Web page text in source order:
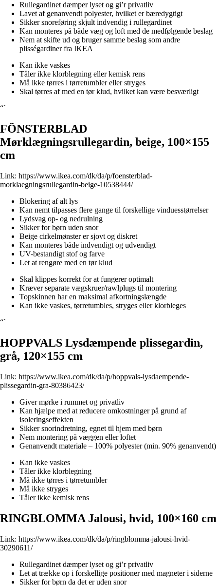
Rullegardinet dæmper lyset og gi’r privatliv
Lavet af genanvendt polyester, hvilket er bæredygtigt
Sikker snoreføring skjult indvendig i rullegardinet
Kan monteres på både væg og loft med de medfølgende beslag
Nem at skifte ud og bruger samme beslag som andre
plisségardiner fra IKEA
Kan ikke vaskes
Tåler ikke klorblegning eller kemisk rens
Må ikke tørres i tørretumbler eller stryges
Skal tørres af med en tør klud, hvilket kan være besværligt
“`
FÖNSTERBLAD
Mørklægningsrullegardin, beige, 100×155
cm
Link: https://www.ikea.com/dk/da/p/foensterblad-
morklaegningsrullegardin-beige-10538444/
Blokering af alt lys
Kan nemt tilpasses flere gange til forskellige vinduesstørrelser
Lydsvag op- og nedrulning
Sikker for børn uden snor
Beige cirkelmønster er sjovt og diskret
Kan monteres både indvendigt og udvendigt
UV-bestandigt stof og farve
Let at rengøre med en tør klud
Skal klippes korrekt for at fungerer optimalt
Kræver separate vægskruer/rawlplugs til montering
Topskinnen har en maksimal afkortningslængde
Kan ikke vaskes, tørretumbles, stryges eller klorbleges
“`
HOPPVALS Lysdæmpende plissegardin,
grå, 120×155 cm
Link: https://www.ikea.com/dk/da/p/hoppvals-lysdaempende-
plissegardin-gra-80386423/
Giver mørke i rummet og privatliv
Kan hjælpe med at reducere omkostninger på grund af
isoleringseffekten
Sikker snorindretning, egnet til hjem med børn
Nem montering på væggen eller loftet
Genanvendt materiale – 100% polyester (min. 90% genanvendt)
Kan ikke vaskes
Tåler ikke klorblegning
Må ikke tørres i tørretumbler
Må ikke stryges
Tåler ikke kemisk rens
RINGBLOMMA Jalousi, hvid, 100×160 cm
Link: https://www.ikea.com/dk/da/p/ringblomma-jalousi-hvid-
30290611/
Rullegardinet dæmper lyset og gi’r privatliv
Let at trække op i forskellige positioner med magneter i siderne
Sikker for børn da det er uden snor